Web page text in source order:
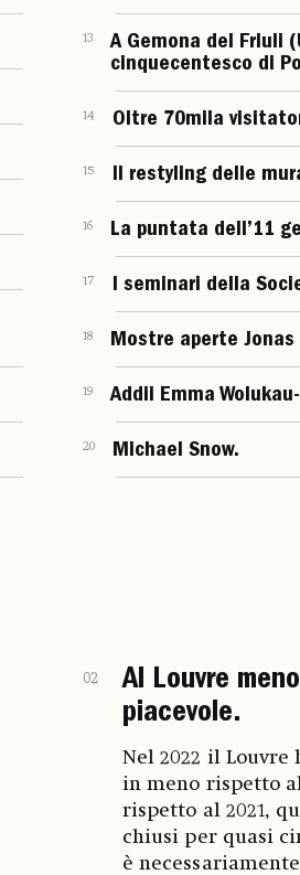
13
A Gemona del Friuli
cinquecentesco di
14 Oltre 70mila
15 Il restyling delle
16 La puntata dell’11
17 I seminari della
18 Mostre aperte
19 Addii Emma
20 Michael Snow.
02
Al Louvre
piacevole.
Nel 2022 il
in meno rispetto al
rispetto al 2021,
chiusi per quasi
è